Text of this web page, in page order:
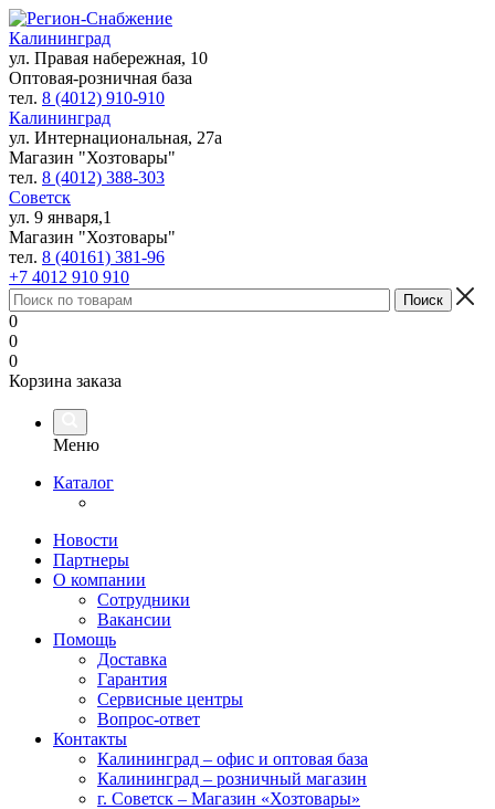
Калининград
ул. Правая набережная, 10
Оптовая-розничная база
тел. 8 (4012) 910-910
Калининград
ул. Интернациональная, 27а
Магазин "Хозтовары"
тел. 8 (4012) 388-303
Советск
ул. 9 января,1
Магазин "Хозтовары"
тел. 8 (40161) 381-96
+7 4012 910 910
0
0
0
Корзина заказа
Меню
Каталог
Новости
Партнеры
О компании
Сотрудники
Вакансии
Помощь
Доставка
Гарантия
Сервисные центры
Вопрос-ответ
Контакты
Калининград – офис и оптовая база
Калининград – розничный магазин
г. Советск – Магазин «Хозтовары»